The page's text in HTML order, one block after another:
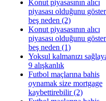
Konut piyasasının alıcı
piyasası olduğunu
beş neden (2)
Konut piyasasının alıcı
piyasası olduğunu
beş neden (1)
Yoksul kalmanızı
9 alışkanlık
Futbol maçlarına bahis
oynamak size mortgage
kaybettirebilir (2)